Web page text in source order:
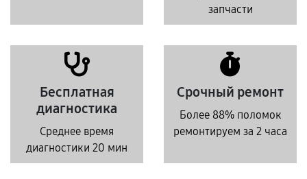
запчасти
Бесплатная
диагностика
Среднее время
диагностики 20 мин
Срочный ремонт
Более 88% поломок
ремонтируем за 2 часа